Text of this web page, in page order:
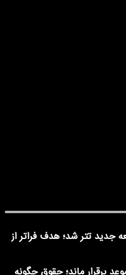
جدید تتر شد؛ هدف فراتر از